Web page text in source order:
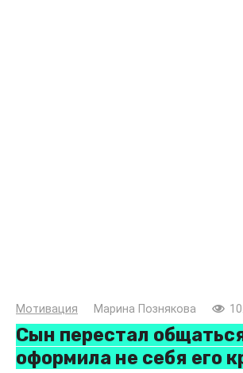
Мотивация Марина Познякова
Сын перестал
оформила не себя его